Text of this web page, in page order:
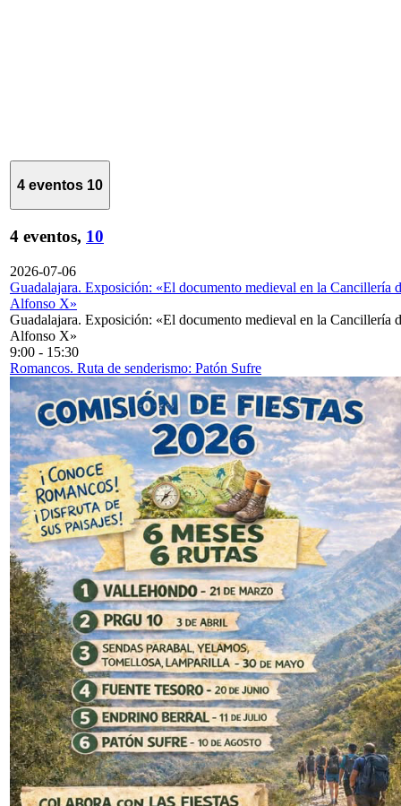
4 eventos 10
4 eventos, 10
2026-07-06
Guadalajara. Exposición: «El documento medieval en la Cancillería
Alfonso X»
Guadalajara. Exposición: «El documento medieval en la Cancillería
Alfonso X»
9:00 - 15:30
Romancos. Ruta de senderismo: Patón Sufre